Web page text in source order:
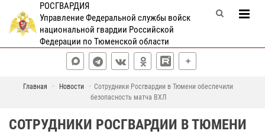
РОСГВАРДИЯ
Управление Федеральной службы войск
национальной гвардии Российской
Федерации по Тюменской области
Главная Новости
Сотрудники Росгвардии в Тюмени обеспечили
безопасность матча ВХЛ
СОТРУДНИКИ РОСГВАРДИИ В ТЮМЕНИ